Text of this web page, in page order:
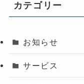
カテゴリー
お知らせ
サービス